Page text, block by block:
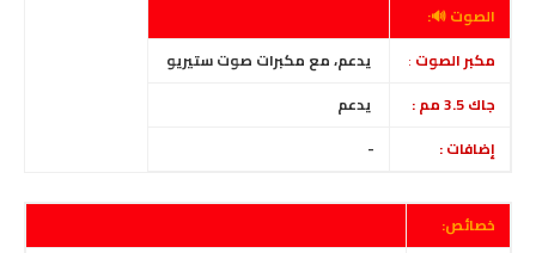
الصوت 🔊:
مكبر الصوت :
يدعم، مع مكبرات صوت ستيريو
جاك 3.5 مم :
يدعم
إضافات :
-
خصائص: